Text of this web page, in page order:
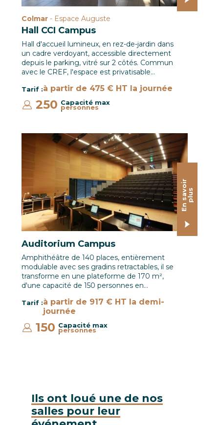
Colmar - Espace Auguste
Hall CCI Campus
Hall d'accueil lumineux, en rez-de-jardin dans
un cadre verdoyant, accessible directement
depuis le parking, vitré sur 2 côtés. Commun
avec le CREF, l'espace est privatisable…
Tarif :à partir de 475 € HT la journée
Capacité max
:
250 personnes
Auditorium Campus / Le CREF Colmar © Christian Soler
E
n
s
av
o
i
r
p
l
us
Auditorium Campus
Amphithéâtre de 140 places, entièrement
modulable avec ses gradins retractables, il se
transforme en une plateforme de 170 m²,
d'une capacité de 150 personnes en…
Tarif :à partir de 917 € HT la demi-
journée
Capacité max
:
150 personnes
Ils ont loué une de nos
salles pour leur